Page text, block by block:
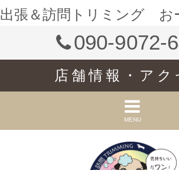
出張＆訪問トリミング お
090-9072-
店舗情報・アク
MENU